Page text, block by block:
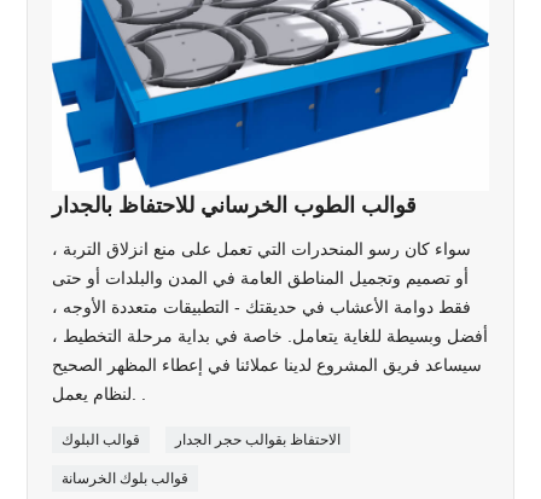
قوالب الطوب الخرساني للاحتفاظ بالجدار
سواء كان رسو المنحدرات التي تعمل على منع انزلاق التربة ،
أو تصميم وتجميل المناطق العامة في المدن والبلدات أو حتى
فقط دوامة الأعشاب في حديقتك - التطبيقات متعددة الأوجه ،
أفضل وبسيطة للغاية يتعامل. خاصة في بداية مرحلة التخطيط ،
سيساعد فريق المشروع لدينا عملائنا في إعطاء المظهر الصحيح
قوالب البلوك الاحتفاظ بقوالب حجر الجدار
قوالب بلوك الخرسانة